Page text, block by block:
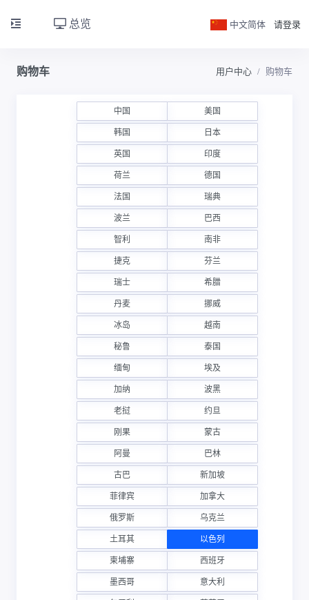
总览 中文简体 请登录
购物车 用户中心 购物车
中国 美国
韩国 日本
英国 印度
荷兰 德国
法国 瑞典
波兰 巴西
智利 南非
捷克 芬兰
瑞士 希腊
丹麦 挪威
冰岛 越南
秘鲁 泰国
缅甸 埃及
加纳 波黑
老挝 约旦
刚果 蒙古
阿曼 巴林
古巴 新加坡
菲律宾 加拿大
俄罗斯 乌克兰
土耳其 以色列
柬埔寨 西班牙
墨西哥 意大利